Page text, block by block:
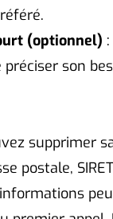
(optionnel)
préciser son
supprimer
postale,
informations